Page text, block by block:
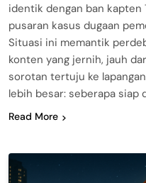
identik dengan ban kapten
pusaran kasus dugaan
Situasi ini memantik
konten yang jernih, jauh
sorotan tertuju ke
lebih besar: seberapa siap
Read More